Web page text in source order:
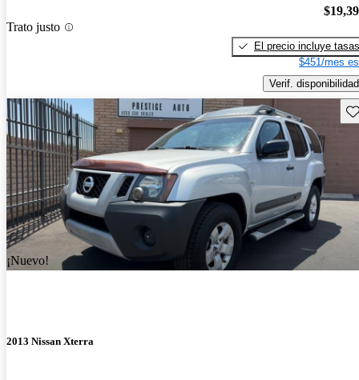
Trato justo
El precio incluye tasas
$451/mes
Verif. disponibilidad
¡Nuevo!
2013 Nissan Xterra